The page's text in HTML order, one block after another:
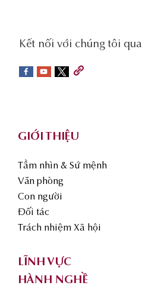
social-
sidebar
Kết nối với chúng tôi qua
GIỚI THIỆU
Tầm nhìn & Sứ mệnh
Văn phòng
Con người
Đối tác
Trách nhiệm Xã hội
LĨNH VỰC
HÀNH NGHỀ